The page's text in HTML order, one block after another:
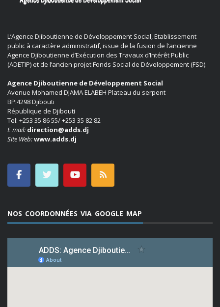
L’Agence Djiboutienne de Développement Social, Etablissement
public à caractère administratif, issue de la fusion de l’ancienne
Agence Djiboutienne d’Exécution des Travaux d’Intérêt Public
(ADETIP) et de l’ancien projet Fonds Social de Développement (FSD).
Agence Djiboutienne de Développement Social
Avenue Mohamed DJAMA ELABEH Plateau du serpent
BP:4298 Djibouti
République de Djibouti
Tel: +253 35 86 55/ +253 35 82 82
E mail: direction@adds.dj
Site Web:www.adds.dj
NOS COORDONNÉES VIA GOOGLE MAP